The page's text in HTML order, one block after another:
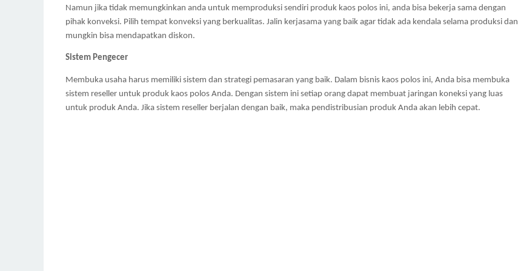
Namun jika tidak memungkinkan anda untuk memproduksi sendiri produk kaos polos ini, anda bisa bekerja sama dengan
pihak konveksi. Pilih tempat konveksi yang berkualitas. Jalin kerjasama yang baik agar tidak ada kendala selama produksi dan
mungkin bisa mendapatkan diskon.
Sistem Pengecer
Membuka usaha harus memiliki sistem dan strategi pemasaran yang baik. Dalam bisnis kaos polos ini, Anda bisa membuka
sistem reseller untuk produk kaos polos Anda. Dengan sistem ini setiap orang dapat membuat jaringan koneksi yang luas
untuk produk Anda. Jika sistem reseller berjalan dengan baik, maka pendistribusian produk Anda akan lebih cepat.